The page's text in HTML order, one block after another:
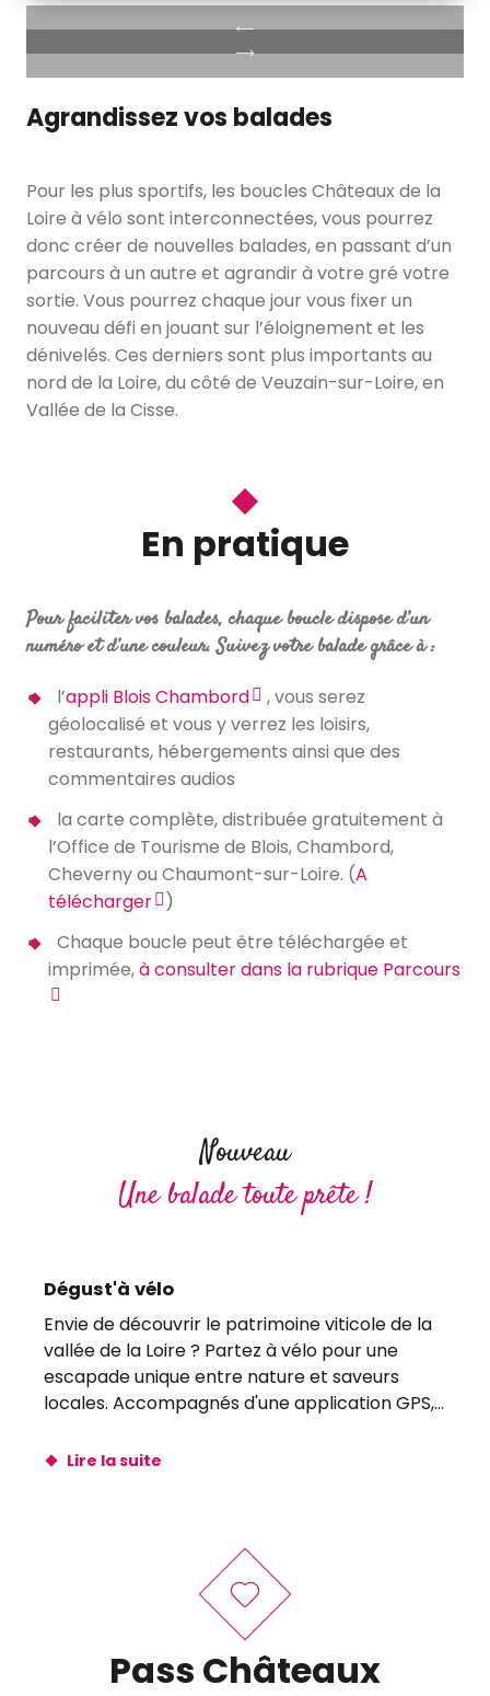
Agrandissez vos balades
Pour les plus sportifs, les boucles Châteaux de la
Loire à vélo sont interconnectées, vous pourrez
donc créer de nouvelles balades, en passant d’un
parcours à un autre et agrandir à votre gré votre
sortie. Vous pourrez chaque jour vous fixer un
nouveau défi en jouant sur l’éloignement et les
dénivelés. Ces derniers sont plus importants au
nord de la Loire, du côté de Veuzain-sur-Loire, en
Vallée de la Cisse.
En pratique
Pour faciliter vos balades, chaque boucle dispose d’un
numéro et d’une couleur. Suivez votre balade grâce à :
l’appli Blois Chambord
, vous serez
géolocalisé et vous y verrez les loisirs,
restaurants, hébergements ainsi que des
commentaires audios
la carte complète, distribuée gratuitement à
l’Office de Tourisme de Blois, Chambord,
Cheverny ou Chaumont-sur-Loire. (A
télécharger
)
Chaque boucle peut être téléchargée et
imprimée,à consulter dans la rubrique Parcours
Circuler à vélo dans Blois
Nouveau
Une balade toute prête !
Dégust'à vélo
Envie de découvrir le patrimoine viticole de la
vallée de la Loire ? Partez à vélo pour une
escapade unique entre nature et saveurs
locales. Accompagnés d'une application GPS,...
Lire la suite
Pass Châteaux